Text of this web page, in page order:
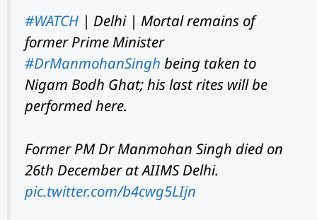
#WATCH | Delhi | Mortal remains of
former Prime Minister
#DrManmohanSingh being taken to
Nigam Bodh Ghat; his last rites will be
performed here.
Former PM Dr Manmohan Singh died on
26th December at AIIMS Delhi.
pic.twitter.com/b4cwg5LIjn